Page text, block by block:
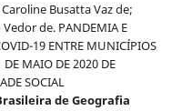
Busatta Vaz de;
de. PANDEMIA E
19 ENTRE MUNICÍPIOS
DE MAIO DE 2020 DE
SOCIAL
de Geografia